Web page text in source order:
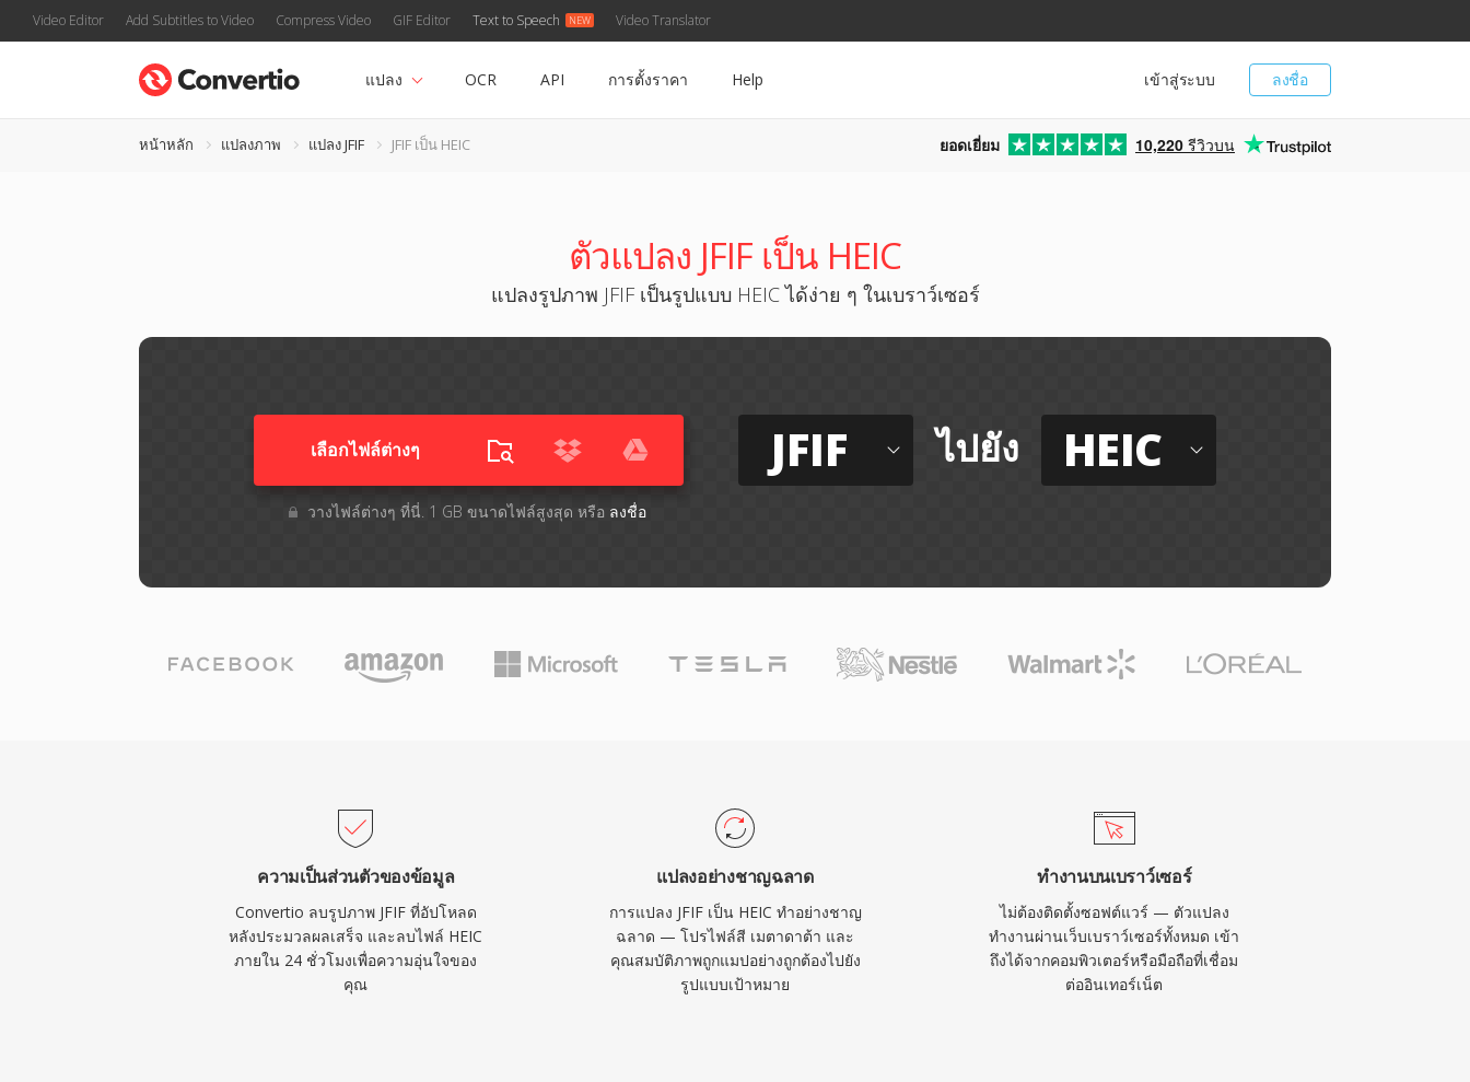
Video Editor Add Subtitles to Video Compress Video GIF Editor Text to Speech Video Translator
ลงชื่อ
เข้าสู่ระบบ
แปลง OCR API การตั้งราคา Help
หน้าหลัก แปลงภาพ แปลง JFIF JFIF เป็น HEIC ยอดเยี่ยม 10,220 รีวิวบน
ตัวแปลง JFIF เป็น HEIC
แปลงรูปภาพ JFIF เป็นรูปแบบ HEIC ได้ง่าย ๆ ในเบราว์เซอร์
เลือกไฟล์ต่างๆ​
วางไฟล์ต่างๆ​ ที่นี่. 1 GB ขนาดไฟล์สูงสุด หรือ ลงชื่อ
JFIF ไปยัง HEIC
ความเป็นส่วนตัวของข้อมูล
Convertio ลบรูปภาพ JFIF ที่อัปโหลด
หลังประมวลผลเสร็จ และลบไฟล์ HEIC
ภายใน 24 ชั่วโมงเพื่อความอุ่นใจของ
คุณ
แปลงอย่างชาญฉลาด
การแปลง JFIF เป็น HEIC ทำอย่างชาญ
ฉลาด — โปรไฟล์สี เมตาดาต้า และ
คุณสมบัติภาพถูกแมปอย่างถูกต้องไปยัง
รูปแบบเป้าหมาย
ทำงานบนเบราว์เซอร์
ไม่ต้องติดตั้งซอฟต์แวร์ — ตัวแปลง
ทำงานผ่านเว็บเบราว์เซอร์ทั้งหมด เข้า
ถึงได้จากคอมพิวเตอร์หรือมือถือที่เชื่อม
ต่ออินเทอร์เน็ต